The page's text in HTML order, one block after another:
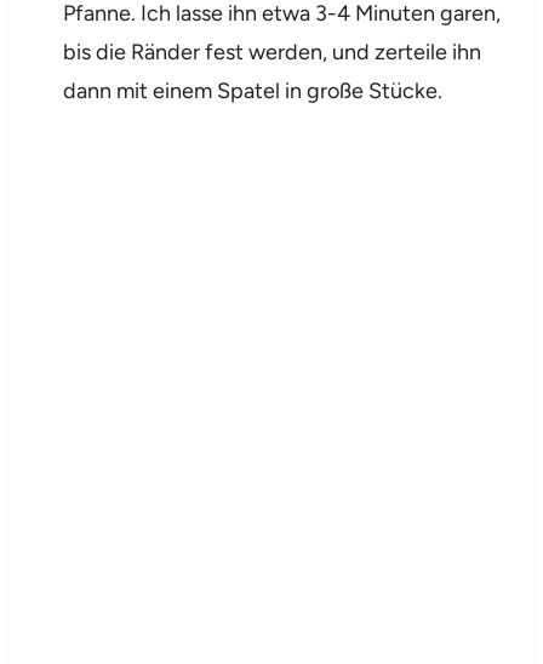
Pfanne. Ich lasse ihn etwa 3-4 Minuten garen,
bis die Ränder fest werden, und zerteile ihn
dann mit einem Spatel in große Stücke.